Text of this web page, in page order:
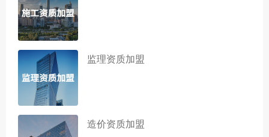
监理资质加盟
造价资质加盟